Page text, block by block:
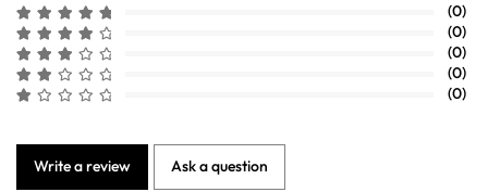
(0)
(0)
(0)
(0)
(0)
Write a review Ask a question